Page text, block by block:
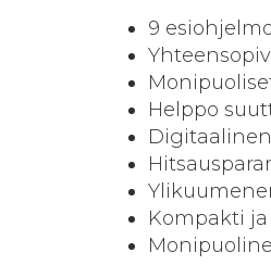
9
Helppo
Kompakti